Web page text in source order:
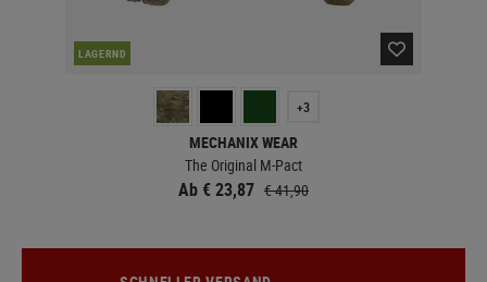
LAGERND
+3
MECHANIX WEAR
The Original M-Pact
Ab € 23,87 € 41,90